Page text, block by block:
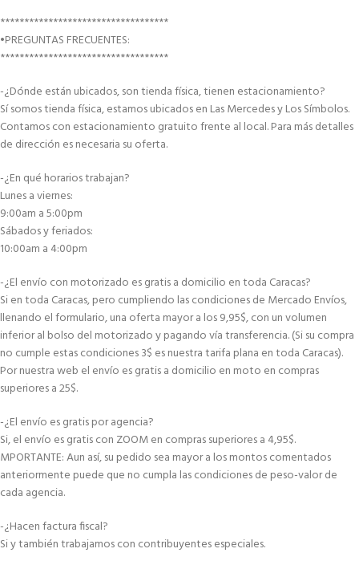
***********************************
•PREGUNTAS FRECUENTES:
***********************************
-¿Dónde están ubicados, son tienda física, tienen estacionamiento?
Sí somos tienda física, estamos ubicados en Las Mercedes y Los Símbolos.
Contamos con estacionamiento gratuito frente al local. Para más detalles
de dirección es necesaria su oferta.
-¿En qué horarios trabajan?
Lunes a viernes:
9:00am a 5:00pm
Sábados y feriados:
10:00am a 4:00pm
-¿El envío con motorizado es gratis a domicilio en toda Caracas?
Si en toda Caracas, pero cumpliendo las condiciones de Mercado Envíos,
llenando el formulario, una oferta mayor a los 9,95$, con un volumen
inferior al bolso del motorizado y pagando vía transferencia. (Si su compra
no cumple estas condiciones 3$ es nuestra tarifa plana en toda Caracas).
Por nuestra web el envío es gratis a domicilio en moto en compras
superiores a 25$.
-¿El envío es gratis por agencia?
Si, el envío es gratis con ZOOM en compras superiores a 4,95$.
MPORTANTE: Aun así, su pedido sea mayor a los montos comentados
anteriormente puede que no cumpla las condiciones de peso-valor de
cada agencia.
-¿Hacen factura fiscal?
Si y también trabajamos con contribuyentes especiales.